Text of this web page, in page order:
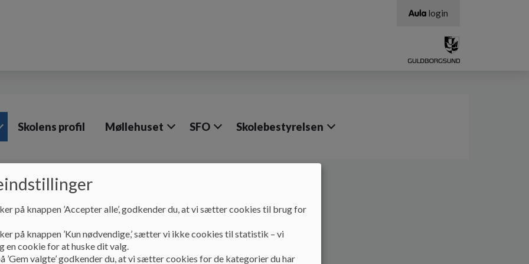
login
Skolens profil Møllehuset SFO Skolebestyrelsen
Om Møllebakkeskolen
Skolemælk
Din skole er en del af Mejeriernes skolemælk!
på knappen ’Accepter alle’, godkender du, at vi sætter cookies til brug for
på knappen ’Kun nødvendige,’ sætter vi ikke cookies til statistik – vi
en cookie for at huske dit valg.
’Gem valgte’ godkender du, at vi sætter cookies for de kategorier du har